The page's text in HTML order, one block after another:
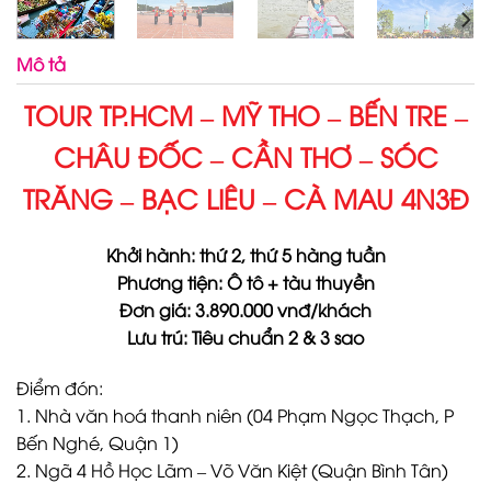
Mô tả
TOUR TP.HCM – MỸ THO – BẾN TRE –
CHÂU ĐỐC – CẦN THƠ – SÓC
TRĂNG – BẠC LIÊU – CÀ MAU 4N3Đ
Khởi hành: thứ 2, thứ 5 hàng tuần
Phương tiện: Ô tô + tàu thuyền
Đơn giá: 3.890.000 vnđ/khách
Lưu trú: Tiêu chuẩn 2 & 3 sao
Điểm đón:
1. Nhà văn hoá thanh niên (04 Phạm Ngọc Thạch, P
Bến Nghé, Quận 1)
2. Ngã 4 Hồ Học Lãm – Võ Văn Kiệt (Quận Bình Tân)